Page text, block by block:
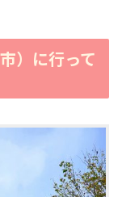
）に行って